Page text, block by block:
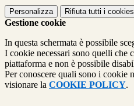
Personalizza Rifiuta tutti i cookies
Gestione cookie
In questa schermata è possibile
I cookie necessari sono quelli che
piattaforma e non è possibile
Per conoscere quali sono i cookie
visionare la COOKIE POLICY.